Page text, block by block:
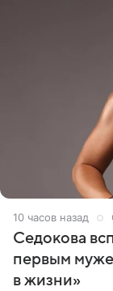
10 часов назад
Седокова
первым
в жизни»